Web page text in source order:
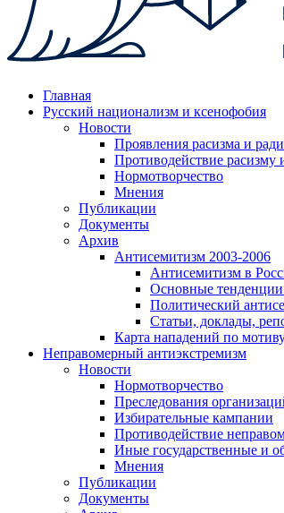
Главная
Русский национализм и ксенофобия
Новости
Проявления расизма и
Противодействие расизму
Нормотворчество
Мнения
Публикации
Документы
Архив
Антисемитизм 2003-2006
Антисемитизм в
Основные тенденции
Политический
Статьи, доклады,
Карта нападений по
Неправомерный антиэкстремизм
Новости
Нормотворчество
Преследования
Избирательные кампании
Противодействие
Иные государственные и
Мнения
Публикации
Документы